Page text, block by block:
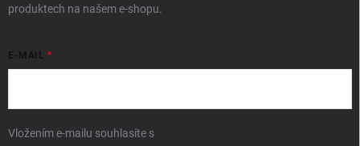
produktech na našem e-shopu.
E-MAIL
Vložením e-mailu souhlasíte s